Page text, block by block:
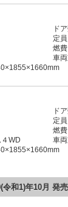
ド
定員
燃費
車両
ド
定員
燃費
WD 車両
令和1)年10月 発